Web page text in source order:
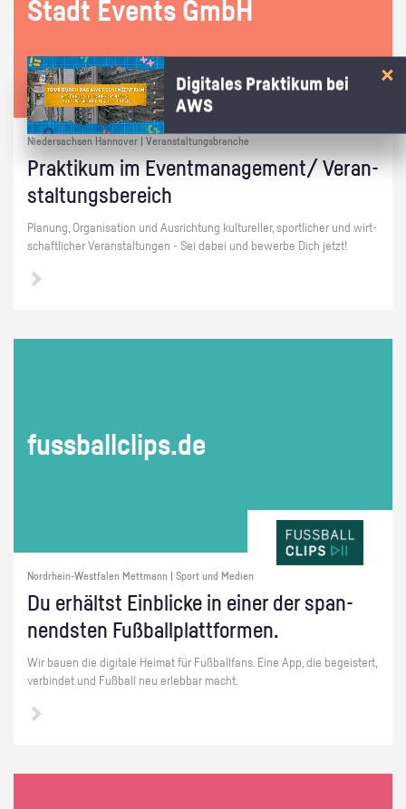
Stadt Events GmbH
Niedersachsen Hannover | Veranstaltungsbranche
Prak­ti­kum im Event­ma­nage­ment/ Ver­an­
stal­tungs­be­reich
Pla­nung, Or­ga­ni­sa­ti­on und Aus­rich­tung kul­tu­rel­ler, sport­li­cher und wirt­
schaft­li­cher Ver­an­stal­tun­gen - Sei dabei und be­wer­be Dich jetzt!
fuss­ball­clips.de
Nordrhein-Westfalen Mettmann | Sport und Medien
Du er­hältst Ein­bli­cke in einer der span­
nends­ten Fuß­ball­platt­for­men.
Wir bauen die di­gi­ta­le Hei­mat für Fuß­ball­fans. Eine App, die be­geis­tert,
ver­bin­det und Fuß­ball neu er­leb­bar macht.
Digitales Praktikum bei
AWS